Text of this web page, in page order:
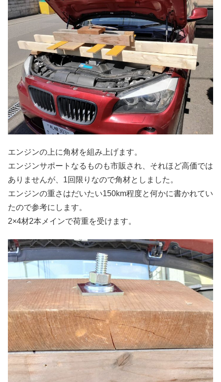
エンジンの上に角材を組み上げます。
エンジンサポートなるものも市販され、それほど高価では
ありませんが、1回限りなので角材としました。
エンジンの重さはだいたい150km程度と何かに書かれてい
たので参考にします。
2×4材2本メインで荷重を受けます。